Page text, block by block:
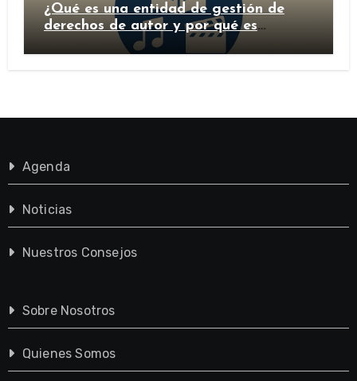
¿Qué es una entidad de gestión de
derechos de autor y por qué es
importante?
Agenda
Noticias
Nuestros Consejos
Sobre Nosotros
Quienes Somos